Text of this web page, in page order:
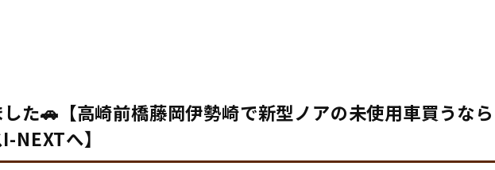
た🚗【高崎前橋藤岡伊勢崎で新型ノアの未使用車買うなら
NEXTへ】